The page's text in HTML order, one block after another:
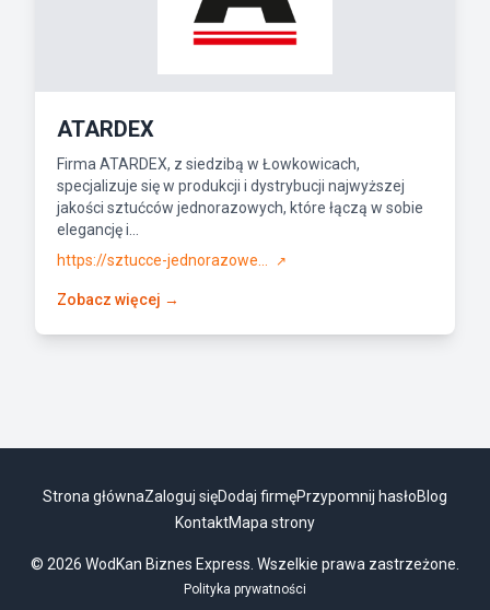
ATARDEX
Firma ATARDEX, z siedzibą w Łowkowicach,
specjalizuje się w produkcji i dystrybucji najwyższej
jakości sztućców jednorazowych, które łączą w sobie
elegancję i...
https://sztucce-jednorazowe...
↗
Zobacz więcej →
Strona głównaZaloguj sięDodaj firmęPrzypomnij hasłoBlog
KontaktMapa strony
© 2026 WodKan Biznes Express. Wszelkie prawa zastrzeżone.
Polityka prywatności